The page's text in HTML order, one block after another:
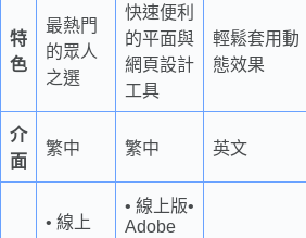
特
色
最熱門
的眾人
之選
快速便利
的平面與
網頁設計
工具
輕鬆套用動
態效果
介
面
繁中 繁中 英文
• 線上
• 線上版•
Adobe